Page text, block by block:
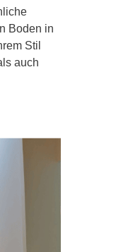
Boden in
Stil
auch